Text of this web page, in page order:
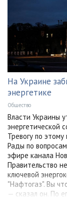
На Украине
энергетике
Общество
Власти Украины
энергетической
Тревогу по
Рады по
эфире канала
Правительство
ключевой
"Нафтогаз". Вы
— сказал он. По